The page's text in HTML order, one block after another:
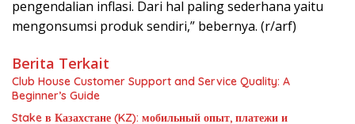
pengendalian inflasi. Dari hal paling sederhana yaitu
mengonsumsi produk sendiri,” bebernya. (r/arf)
Berita Terkait
Club House Customer Support and Service Quality: A
Beginner’s Guide
Stake в Казахстане (KZ): мобильный опыт, платежи и